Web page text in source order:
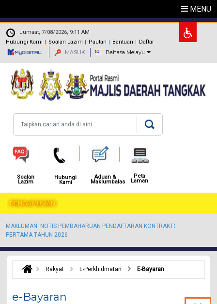
MENU
.
Jumaat, 7/08/2026, 9:11 AM
Hubungi Kami
Soalan Lazim Pautan Bantuan Daftar
MASUK Bahasa Melayu
Soalan
Lazim
Hubungi
Kami
Aduan &
Maklumbalas
Peta
Laman
PENGUMUMAN
MAKLUMAN: NOTIS PEMBAHARUAN PENDAFTARAN KONTRAKTOR KALI
PERTAMA TAHUN 2026
Rakyat E-Perkhidmatan E-Bayaran
e-Bayaran